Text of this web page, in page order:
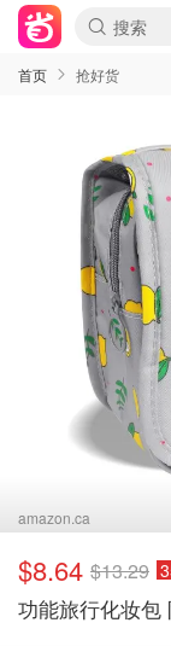
首页 抢好货
amazon.ca
$8.64 $13.29
功能旅行化妆包